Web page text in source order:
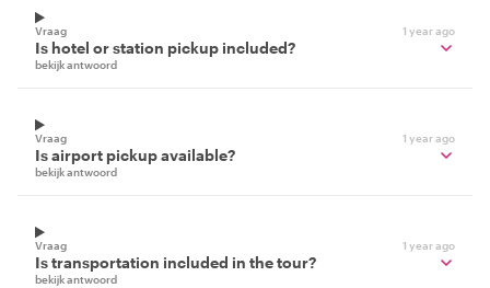
Vraag 1 year ago
Is hotel or station pickup included?
bekijk antwoord
Vraag 1 year ago
Is airport pickup available?
bekijk antwoord
Vraag 1 year ago
Is transportation included in the tour?
bekijk antwoord